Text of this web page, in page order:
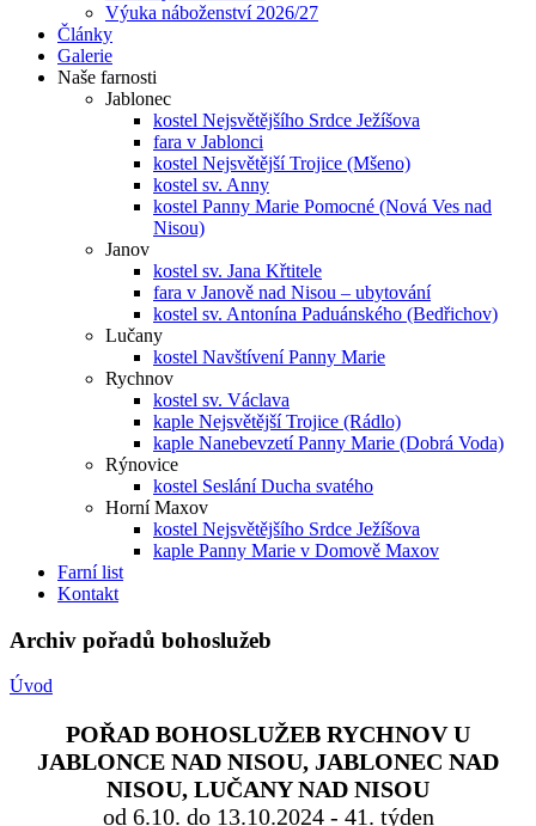
Výuka náboženství 2026/27
Články
Galerie
Naše farnosti
Jablonec
kostel Nejsvětějšího Srdce Ježíšova
fara v Jablonci
kostel Nejsvětější Trojice (Mšeno)
kostel sv. Anny
kostel Panny Marie Pomocné (Nová Ves nad
Nisou)
Janov
kostel sv. Jana Křtitele
fara v Janově nad Nisou – ubytování
kostel sv. Antonína Paduánského (Bedřichov)
Lučany
kostel Navštívení Panny Marie
Rychnov
kostel sv. Václava
kaple Nejsvětější Trojice (Rádlo)
kaple Nanebevzetí Panny Marie (Dobrá Voda)
Rýnovice
kostel Seslání Ducha svatého
Horní Maxov
kostel Nejsvětějšího Srdce Ježíšova
kaple Panny Marie v Domově Maxov
Farní list
Kontakt
Archiv pořadů bohoslužeb
Úvod
POŘAD BOHOSLUŽEB RYCHNOV U
JABLONCE NAD NISOU, JABLONEC NAD
NISOU, LUČANY NAD NISOU
od 6.10. do 13.10.2024 - 41. týden